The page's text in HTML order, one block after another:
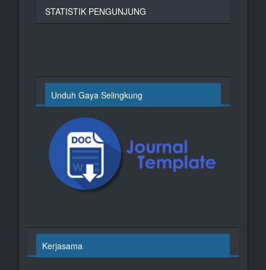
STATISTIK PENGUNJUNG
Unduh Gaya Selingkung
Kerjasama